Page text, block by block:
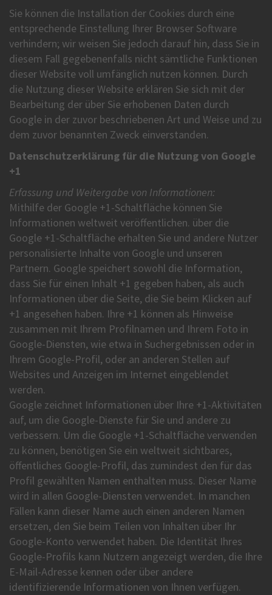
Sie können die Installation der Cookies durch eine
entsprechende Einstellung Ihrer Browser Software
verhindern; wir weisen Sie jedoch darauf hin, dass Sie in
diesem Fall gegebenenfalls nicht sämtliche Funktionen
dieser Website voll umfänglich nutzen können. Durch
die Nutzung dieser Website erklären Sie sich mit der
Bearbeitung der über Sie erhobenen Daten durch
Google in der zuvor beschriebenen Art und Weise und zu
dem zuvor benannten Zweck einverstanden.
Datenschutzerklärung für die Nutzung von Google
+1
Erfassung und Weitergabe von Informationen:
Mithilfe der Google +1-Schaltfläche können Sie
Informationen weltweit veröffentlichen. über die
Google +1-Schaltfläche erhalten Sie und andere Nutzer
personalisierte Inhalte von Google und unseren
Partnern. Google speichert sowohl die Information,
dass Sie für einen Inhalt +1 gegeben haben, als auch
Informationen über die Seite, die Sie beim Klicken auf
+1 angesehen haben. Ihre +1 können als Hinweise
zusammen mit Ihrem Profilnamen und Ihrem Foto in
Google-Diensten, wie etwa in Suchergebnissen oder in
Ihrem Google-Profil, oder an anderen Stellen auf
Websites und Anzeigen im Internet eingeblendet
werden.
Google zeichnet Informationen über Ihre +1-Aktivitäten
auf, um die Google-Dienste für Sie und andere zu
verbessern. Um die Google +1-Schaltfläche verwenden
zu können, benötigen Sie ein weltweit sichtbares,
öffentliches Google-Profil, das zumindest den für das
Profil gewählten Namen enthalten muss. Dieser Name
wird in allen Google-Diensten verwendet. In manchen
Fällen kann dieser Name auch einen anderen Namen
ersetzen, den Sie beim Teilen von Inhalten über Ihr
Google-Konto verwendet haben. Die Identität Ihres
Google-Profils kann Nutzern angezeigt werden, die Ihre
E-Mail-Adresse kennen oder über andere
identifizierende Informationen von Ihnen verfügen.